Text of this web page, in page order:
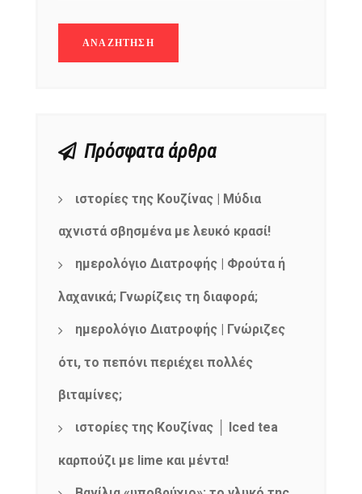
Πρόσφατα άρθρα
ιστορίες της Κουζίνας | Μύδια
αχνιστά σβησμένα με λευκό κρασί!
ημερολόγιο Διατροφής | Φρούτα ή
λαχανικά; Γνωρίζεις τη διαφορά;
ημερολόγιο Διατροφής | Γνώριζες
ότι, το πεπόνι περιέχει πολλές
βιταμίνες;
ιστορίες της Κουζίνας │ Iced tea
καρπούζι με lime και μέντα!